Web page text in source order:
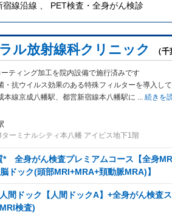
宿線沿線 、 PET検査・全身がん検診
ル放射線科クリニック （
ティング加工を院内設備で施行済みです
・抗ウイルス効果のある特殊フィルターを導入し
本線京成八幡駅、都営新宿線本八幡駅に ... 続きを
ーミナルシティ本八幡 アイビス地下1階
全身がん検査プレミアムコース【全身
ドック(頭部MRI+MRA+頚動脈MRA)】
間ドック【人間ドックA】+全身がん検査
検査)